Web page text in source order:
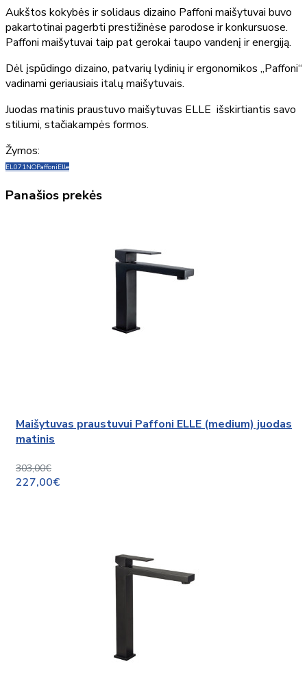
Aukštos kokybės ir solidaus dizaino Paffoni maišytuvai buvo
pakartotinai pagerbti prestižinėse parodose ir konkursuose.
Paffoni maišytuvai taip pat gerokai taupo vandenį ir energiją.
Dėl įspūdingo dizaino, patvarių lydinių ir ergonomikos „Paffoni“
vadinami geriausiais italų maišytuvais.
Juodas matinis praustuvo maišytuvas ELLE išskirtiantis savo
stiliumi, stačiakampės formos.
Žymos:
EL071NOPaffoniElle
Panašios prekės
Maišytuvas praustuvui Paffoni ELLE (medium) juodas
matinis
303,00€
227,00€